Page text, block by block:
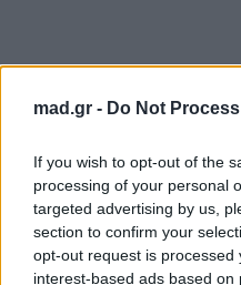
mad.gr - Do Not
If you wish to opt-out of the
processing of your personal
targeted advertising by us,
section to confirm your
opt-out request is processed
interest-based ads based
σχετικά με το
,
ακολουθήστε μας στο
μουσική Πάνος